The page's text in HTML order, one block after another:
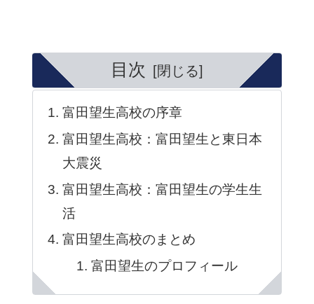
目次
富田望生高校の序章
富田望生高校：富田望生と東日本
大震災
富田望生高校：富田望生の学生生
活
富田望生高校のまとめ
富田望生のプロフィール